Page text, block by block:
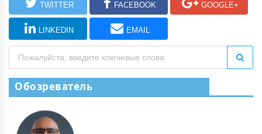
TWITTER FACEBOOK GOOGLE+
LINKEDIN EMAIL
Обозреватель